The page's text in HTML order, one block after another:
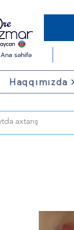
Ana səhifə
Haqqımızda